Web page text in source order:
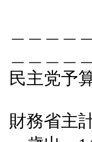
民主党
財務省主